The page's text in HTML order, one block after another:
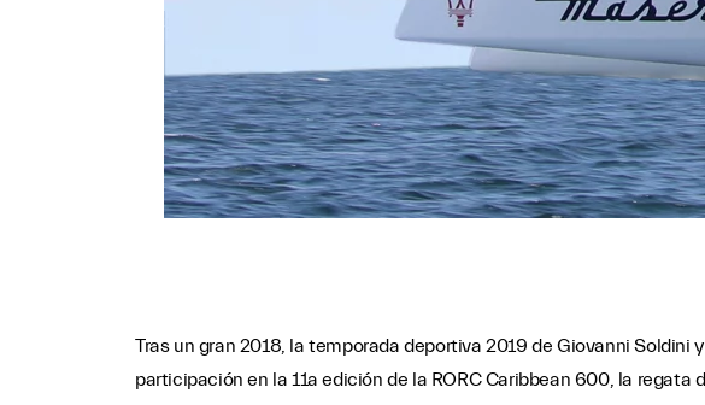
Tras un gran 2018, la temporada deportiva 2019 de Giovanni Soldini
participación en la 11a edición de la RORC Caribbean 600, la regata